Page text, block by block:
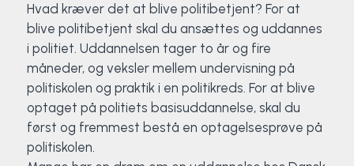
Hvad kræver det at blive politibetjent? For at
blive politibetjent skal du ansættes og uddannes
i politiet. Uddannelsen tager to år og fire
måneder, og veksler mellem undervisning på
politiskolen og praktik i en politikreds. For at blive
optaget på politiets basisuddannelse, skal du
først og fremmest bestå en optagelsesprøve på
politiskolen.
Golf
Hiphop
HYROX
Kajak
Ølbrygning
Træner- og lederakademi
Troels Rasmussen